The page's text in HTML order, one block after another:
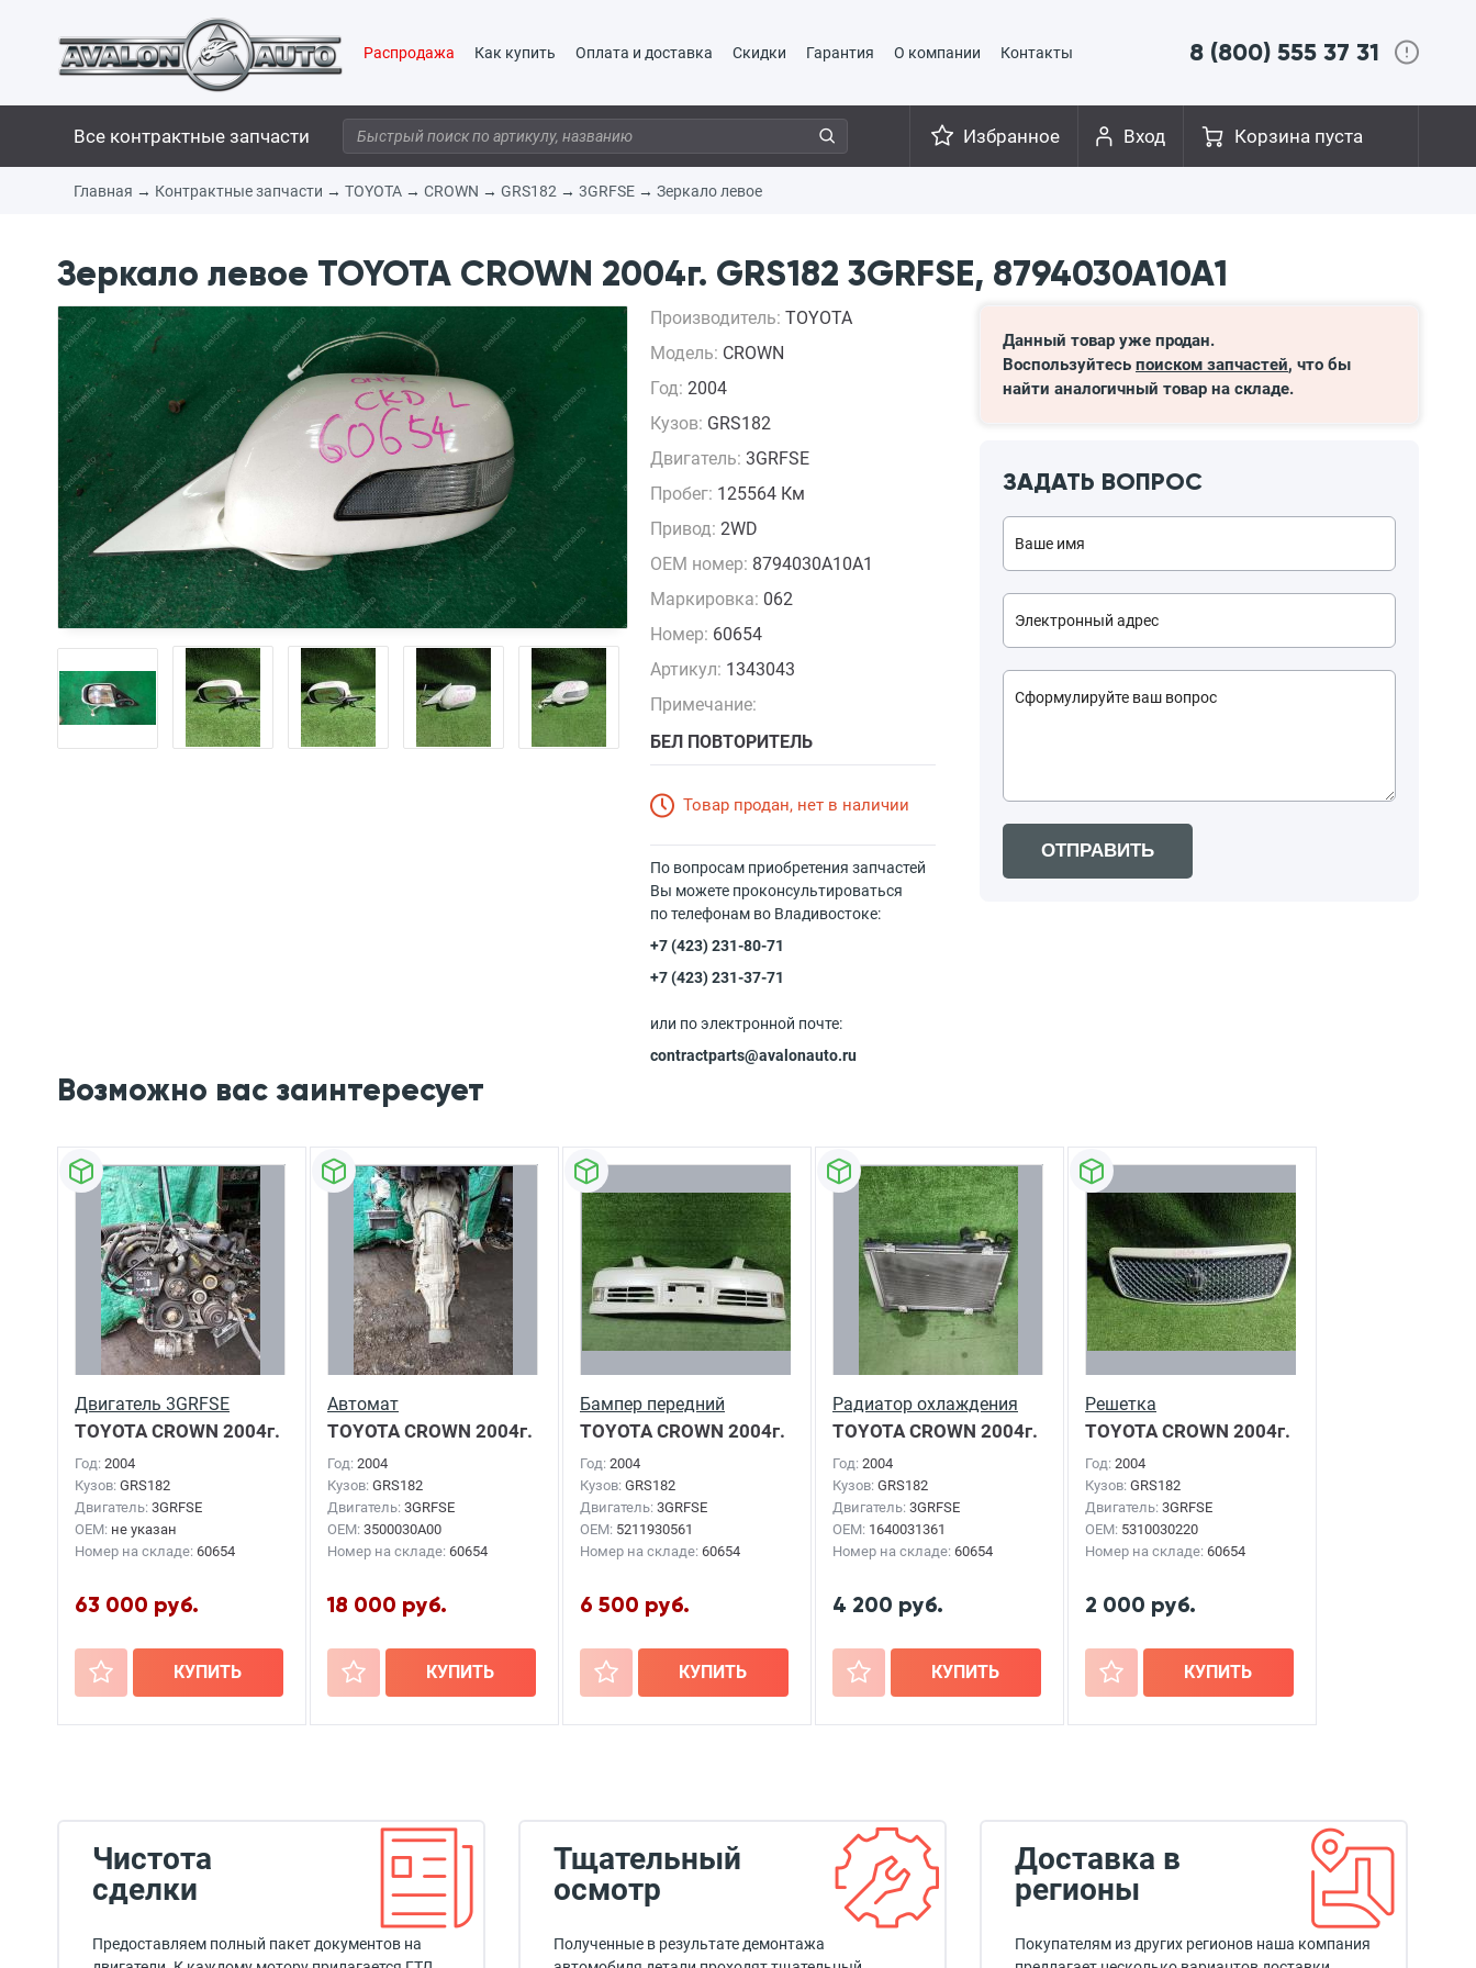
Распродажа Как купить Оплата и доставка Скидки Гарантия О компании Контакты 8 (800) 555 37 31
Все контрактные запчасти Корзина пуста
Вход
Избранное
Главная → Контрактные запчасти → TOYOTA → CROWN → GRS182 → 3GRFSE → Зеркало левое
Зеркало левое TOYOTA CROWN 2004г. GRS182 3GRFSE, 8794030A10A1
Производитель: TOYOTA
Модель: CROWN
Год: 2004
Кузов: GRS182
Двигатель: 3GRFSE
Пробег: 125564 Км
Привод: 2WD
OEM номер: 8794030A10A1
Маркировка: 062
Номер: 60654
Артикул: 1343043
Примечание:
БЕЛ ПОВТОРИТЕЛЬ
Товар продан, нет в наличии
По вопросам приобретения запчастей
Вы можете проконсультироваться
по телефонам во Владивостоке:
+7 (423) 231-80-71
+7 (423) 231-37-71
или по электронной почте:
contractparts@avalonauto.ru
Данный товар уже продан.
Воспользуйтесь поиском запчастей, что бы
найти аналогичный товар на складе.
ЗАДАТЬ ВОПРОС
ОТПРАВИТЬ
Возможно вас заинтересует
Двигатель 3GRFSE
TOYOTA CROWN 2004г.
Год: 2004
Кузов: GRS182
Двигатель: 3GRFSE
OEM: не указан
Номер на складе: 60654
63 000 руб.
+ КУПИТЬ
Автомат
TOYOTA CROWN 2004г.
Год: 2004
Кузов: GRS182
Двигатель: 3GRFSE
OEM: 3500030A00
Номер на складе: 60654
18 000 руб.
+ КУПИТЬ
Бампер передний
TOYOTA CROWN 2004г.
Год: 2004
Кузов: GRS182
Двигатель: 3GRFSE
OEM: 5211930561
Номер на складе: 60654
6 500 руб.
+ КУПИТЬ
Радиатор охлаждения
TOYOTA CROWN 2004г.
Год: 2004
Кузов: GRS182
Двигатель: 3GRFSE
OEM: 1640031361
Номер на складе: 60654
4 200 руб.
+ КУПИТЬ
Решетка
TOYOTA CROWN 2004г.
Год: 2004
Кузов: GRS182
Двигатель: 3GRFSE
OEM: 5310030220
Номер на складе: 60654
2 000 руб.
+ КУПИТЬ
Чистота
сделки
Предоставляем полный пакет документов на
Тщательный
осмотр
Полученные в результате демонтажа
Доставка в
регионы
Покупателям из других регионов наша компания